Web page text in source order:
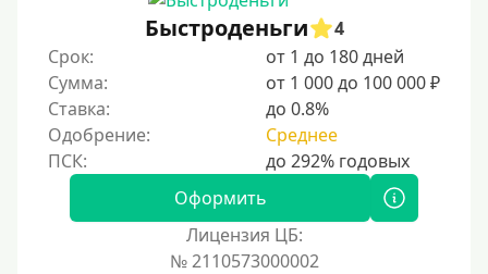
Для иностранных граждан Узбекистана
Для граждан СНГ
Сумма (рублей)
100 руб
300 руб
Быстроденьги
4
Срок:
от 1 до 180 дней
Сумма:
от 1 000 до 100 000 ₽
Ставка:
до 0.8%
Одобрение:
Среднее
Оформить
Лицензия ЦБ:
№ 2110573000002